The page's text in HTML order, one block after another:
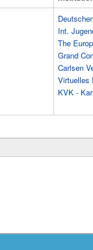
Int.
The
Grand
Carlsen
Virtuelles
KVK -